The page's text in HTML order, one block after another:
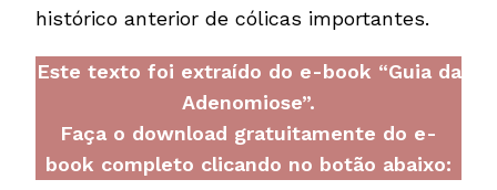
histórico anterior de cólicas importantes.
Este texto foi extraído do e-book “Guia da
Adenomiose”.
Faça o download gratuitamente do e-
book completo clicando no botão abaixo: